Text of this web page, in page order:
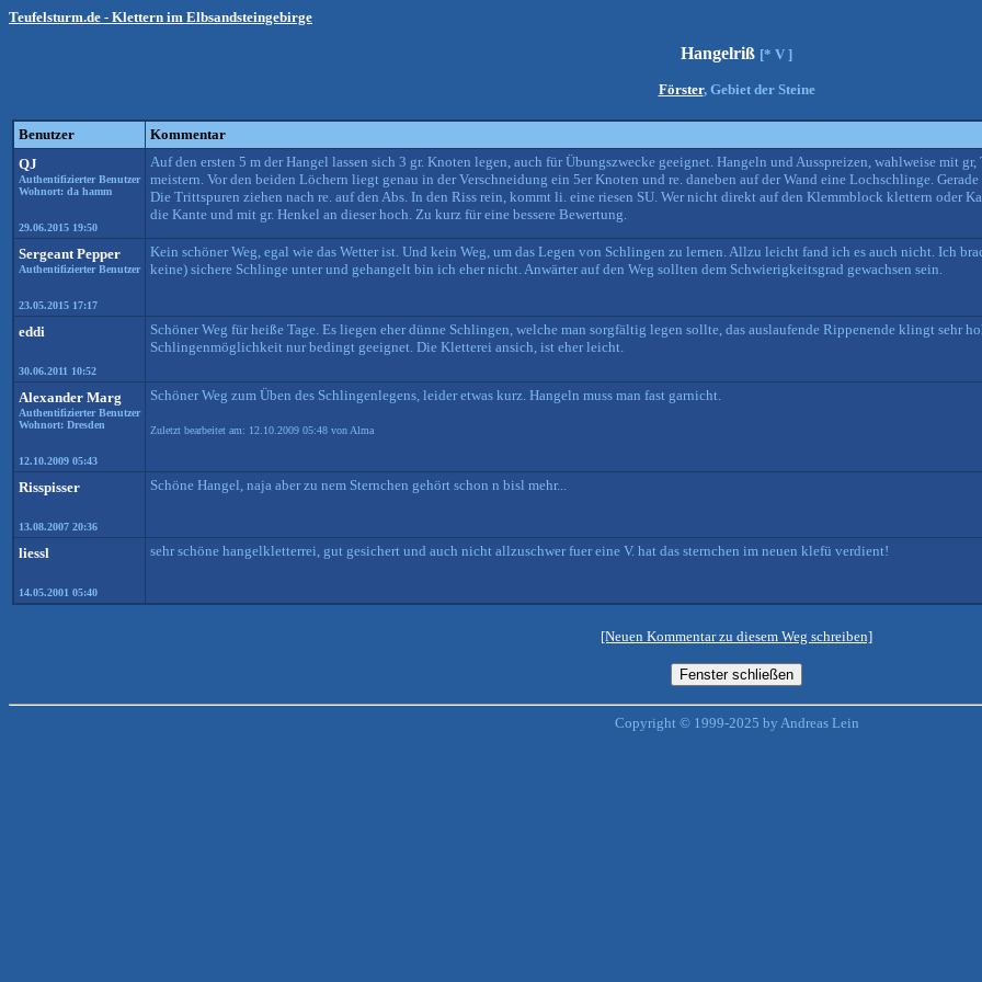
Teufelsturm.de - Klettern im Elbsandsteingebirge
Hangelriß [* V ]
Förster, Gebiet der Steine
Benutzer Kommentar
QJ
Authentifizierter Benutzer
Wohnort: da hamm
29.06.2015 19:50
Auf den ersten 5 m der Hangel lassen sich 3 gr. Knoten legen, auch für Übungszwecke geeignet. Hangeln und Ausspreizen, wahlweise mit
meistern. Vor den beiden Löchern liegt genau in der Verschneidung ein 5er Knoten und re. daneben auf der Wand eine Lochschlinge. Gerade
Die Trittspuren ziehen nach re. auf den Abs. In den Riss rein, kommt li. eine riesen SU. Wer nicht direkt auf den Klemmblock klettern oder
die Kante und mit gr. Henkel an dieser hoch. Zu kurz für eine bessere Bewertung.
Sergeant Pepper
Authentifizierter Benutzer
23.05.2015 17:17
Kein schöner Weg, egal wie das Wetter ist. Und kein Weg, um das Legen von Schlingen zu lernen. Allzu leicht fand ich es auch nicht. Ich
keine) sichere Schlinge unter und gehangelt bin ich eher nicht. Anwärter auf den Weg sollten dem Schwierigkeitsgrad gewachsen sein.
eddi
30.06.2011 10:52
Schöner Weg für heiße Tage. Es liegen eher dünne Schlingen, welche man sorgfältig legen sollte, das auslaufende Rippenende klingt sehr
Schlingenmöglichkeit nur bedingt geeignet. Die Kletterei ansich, ist eher leicht.
Alexander Marg
Authentifizierter Benutzer
Wohnort: Dresden
12.10.2009 05:43
Schöner Weg zum Üben des Schlingenlegens, leider etwas kurz. Hangeln muss man fast garnicht.
Zuletzt bearbeitet am: 12.10.2009 05:48 von Alma
Risspisser
13.08.2007 20:36
Schöne Hangel, naja aber zu nem Sternchen gehört schon n bisl mehr...
liessl
14.05.2001 05:40
sehr schöne hangelkletterrei, gut gesichert und auch nicht allzuschwer fuer eine V. hat das sternchen im neuen klefü verdient!
[Neuen Kommentar zu diesem Weg schreiben]
Copyright © 1999-2025 by Andreas Lein